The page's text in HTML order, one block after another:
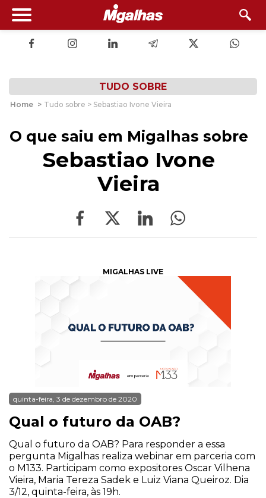
TUDO SOBRE
Home > Tudo sobre > Sebastiao Ivone Vieira
O que saiu em Migalhas sobre
Sebastiao Ivone
Vieira
MIGALHAS LIVE
quinta-feira, 3 de dezembro de 2020
Qual o futuro da OAB?
Qual o futuro da OAB? Para responder a essa
pergunta Migalhas realiza webinar em parceria com
o M133. Participam como expositores Oscar Vilhena
Vieira, Maria Tereza Sadek e Luiz Viana Queiroz. Dia
3/12, quinta-feira, às 19h.